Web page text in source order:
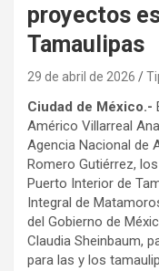
proyectos
Tamaulipas
29 de abril de 2026
Ciudad de México.-
Américo Villarreal
Agencia Nacional de
Romero Gutiérrez,
Puerto Interior de
Integral de
del Gobierno de
Claudia Sheinbaum,
para las y los